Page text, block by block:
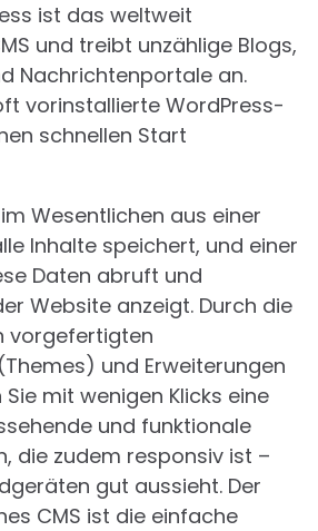
ist das weltweit
und treibt unzählige Blogs,
Nachrichtenportale an.
vorinstallierte WordPress-
schnellen Start
Wesentlichen aus einer
Inhalte speichert, und einer
Daten abruft und
Website anzeigt. Durch die
vorgefertigten
und Erweiterungen
mit wenigen Klicks eine
und funktionale
die zudem responsiv ist –
gut aussieht. Der
CMS ist die einfache